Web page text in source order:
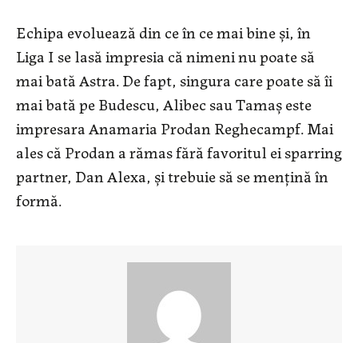
Echipa evoluează din ce în ce mai bine și, în
Liga I se lasă impresia că nimeni nu poate să
mai bată Astra. De fapt, singura care poate să îi
mai bată pe Budescu, Alibec sau Tamaș este
impresara Anamaria Prodan Reghecampf. Mai
ales că Prodan a rămas fără favoritul ei sparring
partner, Dan Alexa, și trebuie să se mențină în
formă.